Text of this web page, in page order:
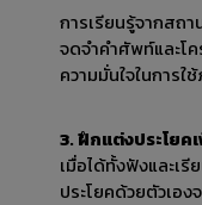
การเรียนรู้จากสถ
จดจำคำศัพท์และโ
ความมั่นใจในการ
3. ฝึกแต่งประโย
เมื่อได้ทั้งฟังและเรี
ประโยคด้วยตัวเอ